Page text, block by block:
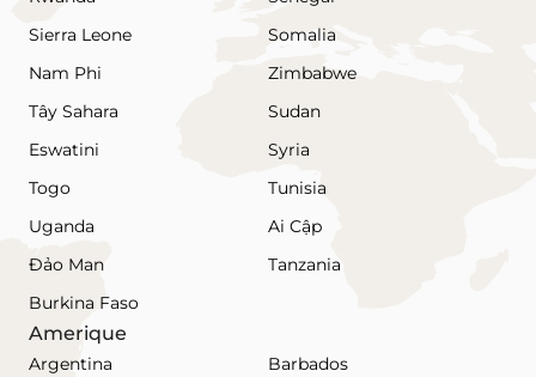
Sierra Leone
Somalia
Nam Phi
Zimbabwe
Tây Sahara
Sudan
Eswatini
Syria
Togo
Tunisia
Uganda
Ai Cập
Đảo Man
Tanzania
Burkina Faso
Amerique
Argentina
Barbados